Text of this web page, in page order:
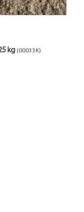
kg (00033K)